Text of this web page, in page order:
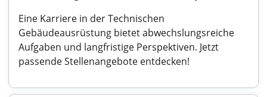
Eine Karriere in der Technischen
Gebäudeausrüstung bietet abwechslungsreiche
Aufgaben und langfristige Perspektiven. Jetzt
passende Stellenangebote entdecken!